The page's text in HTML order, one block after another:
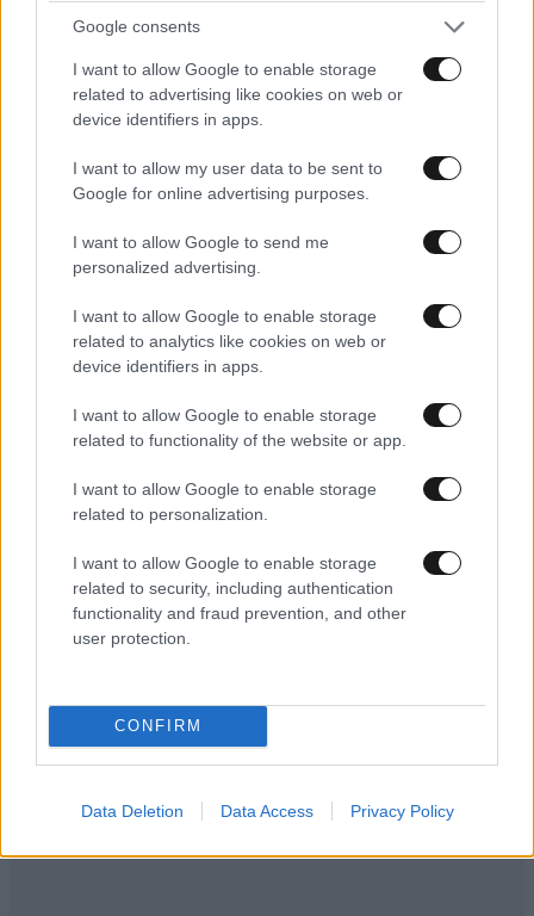
Google consents
I want to allow Google to enable storage
related to advertising like cookies on web or
device identifiers in apps.
I want to allow my user data to be sent to
Google for online advertising purposes.
I want to allow Google to send me
personalized advertising.
I want to allow Google to enable storage
related to analytics like cookies on web or
device identifiers in apps.
I want to allow Google to enable storage
related to functionality of the website or app.
I want to allow Google to enable storage
related to personalization.
I want to allow Google to enable storage
related to security, including authentication
functionality and fraud prevention, and other
user protection.
CONFIRM
Data Deletion Data Access Privacy Policy
Διαβάστε και ακολουθήστε τους κανόνες σχολιασμού
ΚΑΤΙΝΑ 16·06·2024 16:38
ΠΟΙΟΣ ΣΕ ΡΩΤΗΣΕ ΞΑΝΘΙΑ ΑΝΕΓΚΕΦΑΛΗ;;;
Απαντήστε